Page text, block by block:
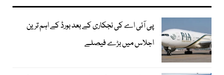
پی آئی اے کی نجکاری کے بعد بورڈ کے اہم ترین
اجلاس میں بڑے فیصلے